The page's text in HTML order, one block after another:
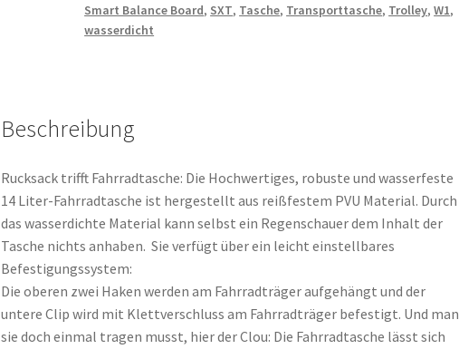
Smart Balance Board, SXT, Tasche, Transporttasche, Trolley,W1,
wasserdicht
Beschreibung
Rucksack trifft Fahrradtasche: Die Hochwertiges, robuste und wasserfeste
14 Liter-Fahrradtasche ist hergestellt aus reißfestem PVU Material. Durch
das wasserdichte Material kann selbst ein Regenschauer dem Inhalt der
Tasche nichts anhaben. Sie verfügt über ein leicht einstellbares
Befestigungssystem:
Die oberen zwei Haken werden am Fahrradträger aufgehängt und der
untere Clip wird mit Klettverschluss am Fahrradträger befestigt. Und man
sie doch einmal tragen musst, hier der Clou: Die Fahrradtasche lässt sich